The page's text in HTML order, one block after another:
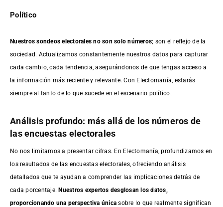
Político
Nuestros sondeos electorales no son solo números; son el reflejo de la
sociedad. Actualizamos constantemente nuestros datos para capturar
cada cambio, cada tendencia, asegurándonos de que tengas acceso a
la información más reciente y relevante. Con Electomanía, estarás
siempre al tanto de lo que sucede en el escenario político.
Análisis profundo: más allá de los números de
las encuestas electorales
No nos limitamos a presentar cifras. En Electomanía, profundizamos en
los resultados de las encuestas electorales, ofreciendo análisis
detallados que te ayudan a comprender las implicaciones detrás de
cada porcentaje.Nuestros expertos desglosan los datos,
proporcionando una perspectiva única sobre lo que realmente significan